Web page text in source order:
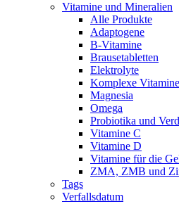
Vitamine und Mineralien
Alle Produkte
Adaptogene
B-Vitamine
Brausetabletten
Elektrolyte
Komplexe
Magnesia
Omega
Probiotika und
Vitamine C
Vitamine D
Vitamine für die
ZMA, ZMB und
Tags
Verfallsdatum